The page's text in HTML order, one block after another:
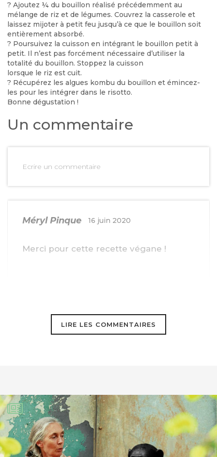
? Ajoutez ¼ du bouillon réalisé précédemment au
mélange de riz et de légumes. Couvrez la casserole et
laissez mijoter à petit feu jusqu’à ce que le bouillon soit
entièrement absorbé.
? Poursuivez la cuisson en intégrant le bouillon petit à
petit. Il n’est pas forcément nécessaire d’utiliser la
totalité du bouillon. Stoppez la cuisson
lorsque le riz est cuit.
? Récupérez les algues kombu du bouillon et émincez-
les pour les intégrer dans le risotto.
Bonne dégustation !
Un commentaire
Ecrire un commentaire
Méryl Pinque 16 juin 2020
Merci pour cette recette végane !
LIRE LES COMMENTAIRES